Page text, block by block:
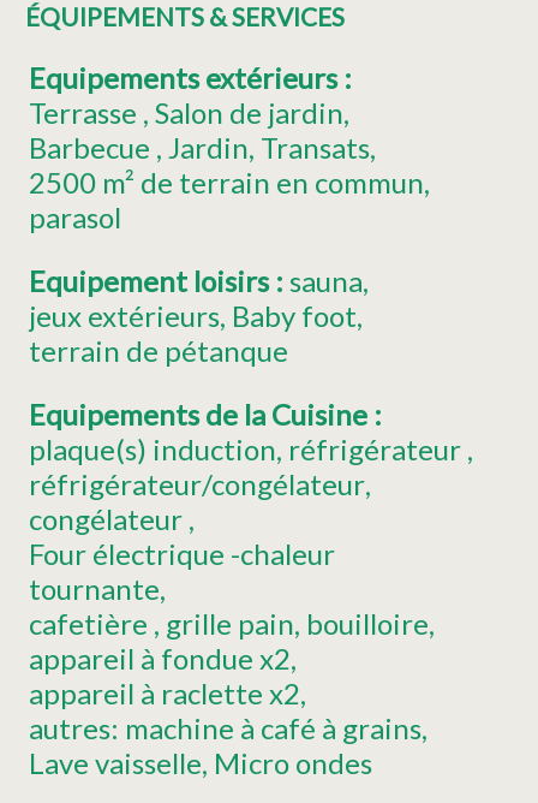
ÉQUIPEMENTS & SERVICES
Equipements extérieurs :
Terrasse Salon de jardin
Barbecue Jardin Transats
2500 m² de terrain en commun
parasol
Equipement loisirs : sauna
jeux extérieurs Baby foot
terrain de pétanque
Equipements de la Cuisine :
plaque(s) induction réfrigérateur
réfrigérateur/congélateur
congélateur
Four électrique -chaleur
tournante
cafetière grille pain bouilloire
appareil à fondue x2
appareil à raclette x2
autres: machine à café à grains
Lave vaisselle Micro ondes